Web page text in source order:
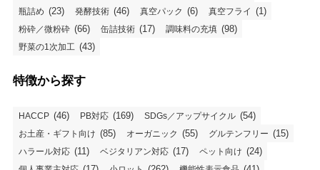
瓶詰め (23) 発酵技術 (46) 真空パック (6) 真空フライ (1)
粉砕／微粉砕 (66) 缶詰技術 (17) 調味料の充填 (98)
野菜の1次加工 (43)
特徴から探す
HACCP (46) PB対応 (169) SDGs／アップサイクル (54)
お土産・ギフト向け (85) オーガニック (55) グルテンフリー (15)
ハラール対応 (11) ベジタリアン対応 (17) ペット向け (24)